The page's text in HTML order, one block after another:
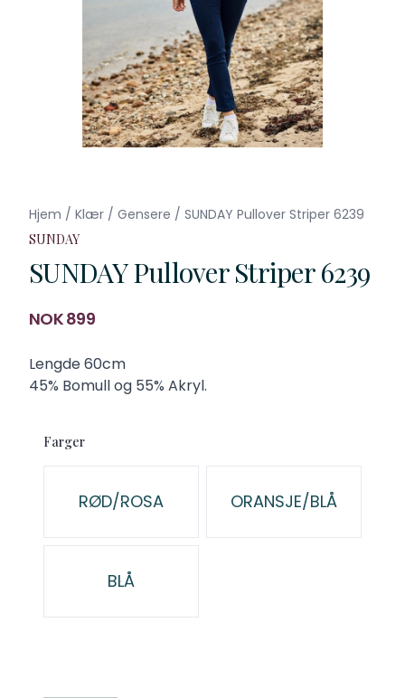
Hjem / Klær / Gensere / SUNDAY Pullover Striper 6239
SUNDAY
SUNDAY Pullover Striper 6239
Produktdetaljer
NOK 899
Description
Lengde 60cm
45% Bomull og 55% Akryl.
Farger
Velg en Farger
RØD/ROSA ORANSJE/BLÅ
BLÅ